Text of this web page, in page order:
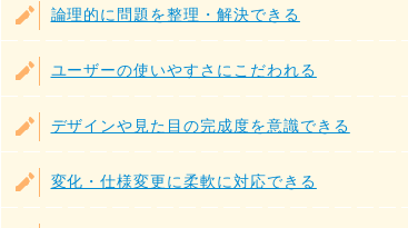
論理的に問題を整理・解決できる
ユーザーの使いやすさにこだわれる
デザインや見た目の完成度を意識できる
変化・仕様変更に柔軟に対応できる